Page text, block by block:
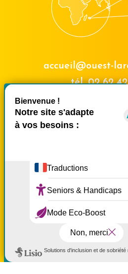
Tout accepter
Tout refuser
accueil@ouest-
tél.02 62 42
Nous
Mentions légales